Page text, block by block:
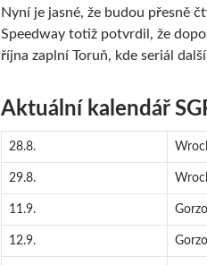
Nyní je jasné, že budou přesně
Speedway totiž potvrdil, že
října zaplní Toruň, kde seriál
Aktuální kalendář
28.8.
29.8.
11.9.
12.9.